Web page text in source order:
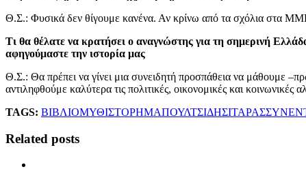
Θ.Σ.: Φυσικά δεν θίγουμε κανένα. Αν κρίνω από τα σχόλια στα ΜΜΕ
Τι θα θέλατε να κρατήσει ο αναγνώστης για τη σημερινή
αφηγούμαστε την ιστορία μας
Θ.Σ.: Θα πρέπει να γίνει μια συνειδητή προσπάθεια να μάθουμε
αντιληφθούμε καλύτερα τις πολιτικές, οικονομικές και κοινωνικές
TAGS: ΒΙΒΛΙΟΜΥΘΙΣΤΟΡΗΜΑΠΟΥΛΤΣΙΔΗΣΙΤΑΡΑΣ
Related posts